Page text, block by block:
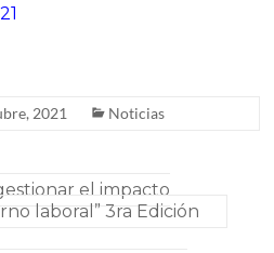
2021 Noticias
el impacto
laboral” 3ra Edición